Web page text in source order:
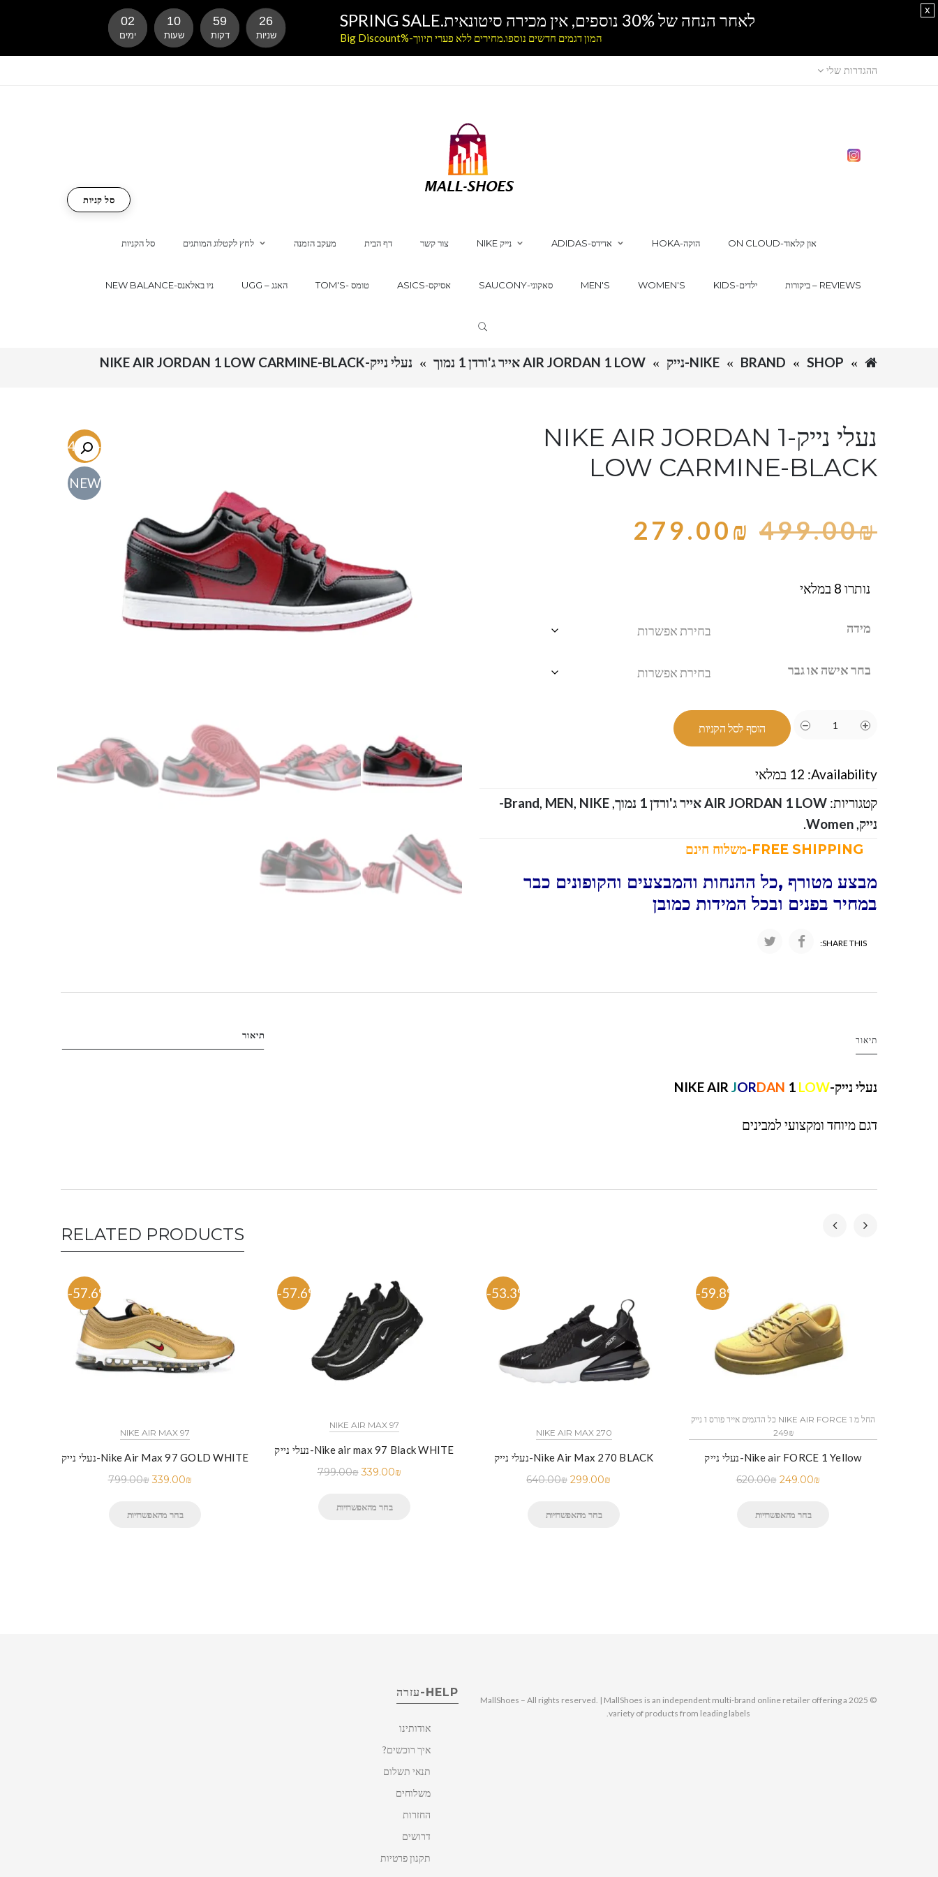
ההגדרות שלי
סל הקניות לחץ לקטלוג המותגים מעקב הזמנה דף הבית צור קשר NIKE נייק ADIDAS-אדידס HOKA-הוקה ON CLOUD-און קלאוד
NEW BALANCE-ניו באלאנס UGG – האגג TOM'S- טומס ASICS-אסיקס SAUCONY-סאקוני MEN'S WOMEN'S KIDS-ילדים ביקורות – REVIEWS
סל קניות
SHOP
BRAND NIKE-נייק AIR JORDAN 1 LOW אייר ג'ורדן 1 נמוך נעלי נייק-NIKE AIR JORDAN 1 LOW CARMINE-BLACK
-44.1%
NEW
נעלי נייק-NIKE AIR JORDAN 1
LOW CARMINE-BLACK
499.00₪
279.00₪
נותרו 8 במלאי
מידה
בחר אישה או גבר
הוסף לסל הקניות
Availability: 12 במלאי
קטגוריות: AIR JORDAN 1 LOW אייר ג'ורדן 1 נמוך ,
Brand, MEN,
NIKE-
נייק,
Women
.
מבצע מטורף ,כל ההנחות והמבצעים והקופונים כבר
במחיר בפנים ובכל המידות כמובן
SHARE THIS:
תיאור תיאור
נעלי נייק-NIKE AIR JORDAN 1 LOW
דגם מיוחד ומקצועי למבינים
RELATED PRODUCTS
-57.6%
NIKE AIR MAX 97
נעלי נייק-Nike Air Max 97 GOLD WHITE
799.00₪ 339.00₪
בחר מהאפשרויות
-57.6%
NIKE AIR MAX 97
נעלי נייק-Nike air max 97 Black WHITE
799.00₪ 339.00₪
בחר מהאפשרויות
-53.3%
NIKE AIR MAX 270
נעלי נייק-Nike Air Max 270 BLACK
640.00₪ 299.00₪
בחר מהאפשרויות
-59.8%
כל הדגמים אייר פורס 1 נייק NIKE AIR FORCE 1 החל מ
249₪
נעלי נייק-Nike air FORCE 1 Yellow
620.00₪ 249.00₪
בחר מהאפשרויות
HELP-עזרה
אודותינו
איך רוכשים?
תנאי תשלום
משלוחים
החזרות
דרושים
תקנון פרטיות
© 2025 MallShoes – All rights reserved. | MallShoes is an independent multi-brand online retailer offering a
variety of products from leading labels.
לאחר הנחה של 30% נוספים, אין מכירה סיטונאית.SPRING SALE
המון דגמים חדשים נוספו.מחירים ללא פערי תיווך-%Big Discount
02
ימים
10
שעות
59
דקות
25
שניות
x